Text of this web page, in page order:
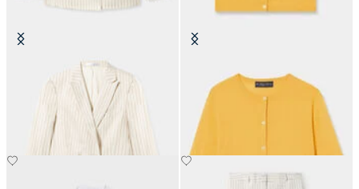
Pinstripe Leinenmischung
Doppelseitiger Blazer